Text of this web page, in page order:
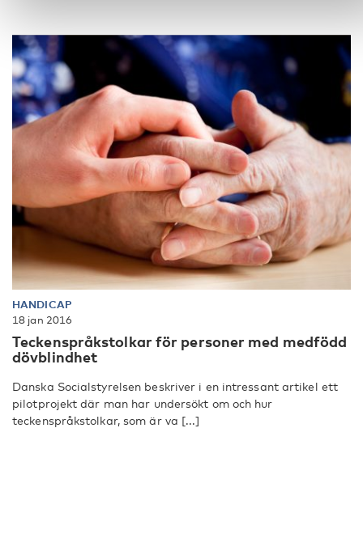
HANDICAP
18 jan 2016
Teckenspråkstolkar för personer med medfödd
dövblindhet
Danska Socialstyrelsen beskriver i en intressant artikel ett
pilotprojekt där man har undersökt om och hur
teckenspråkstolkar, som är va [...]